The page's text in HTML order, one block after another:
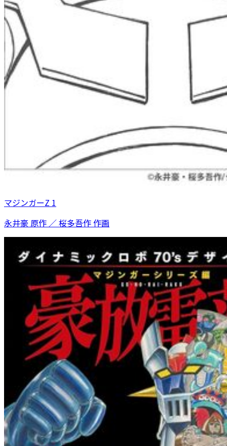
マジンガーZ 1
永井豪 原作 ／ 桜多吾作 作画